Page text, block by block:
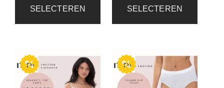
SELECTEREN
SELECTEREN